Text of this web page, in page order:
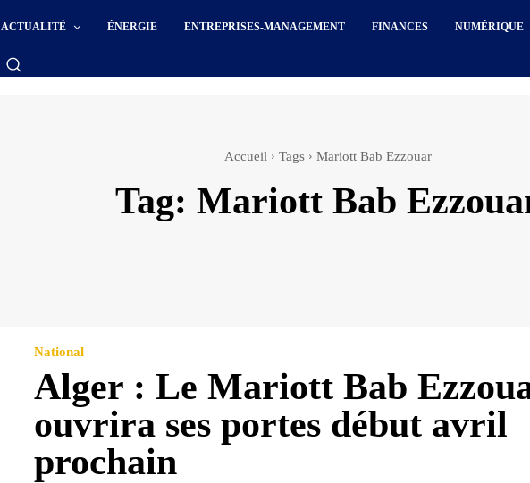
ACTUALITÉ ÉNERGIE ENTREPRISES-MANAGEMENT FINANCES NUMÉRIQUE
Accueil Tags Mariott Bab Ezzouar
Tag: Mariott Bab
National
Alger : Le Mariott Bab
ouvrira ses portes début avril
prochain